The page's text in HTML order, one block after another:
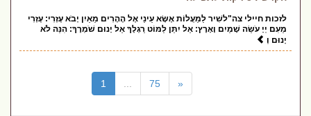
לזכות חיילי צה"לשִׁיר לַמַּעֲלוֹת אֶשָּׂא עֵינַי אֶל הֶהָרִים מֵאַיִן יָבֹא עֶזְרִי: עֶזְרִי
מֵעִם יְיָ עֹשֵׂה שָׁמַיִם וָאָרֶץ: אַל יִתֵּן לַמּוֹט רַגְלֶךָ אַל יָנוּם שֹׁמְרֶךָ: הִנֵּה לֹא
יָנוּם וְ
1 75 «